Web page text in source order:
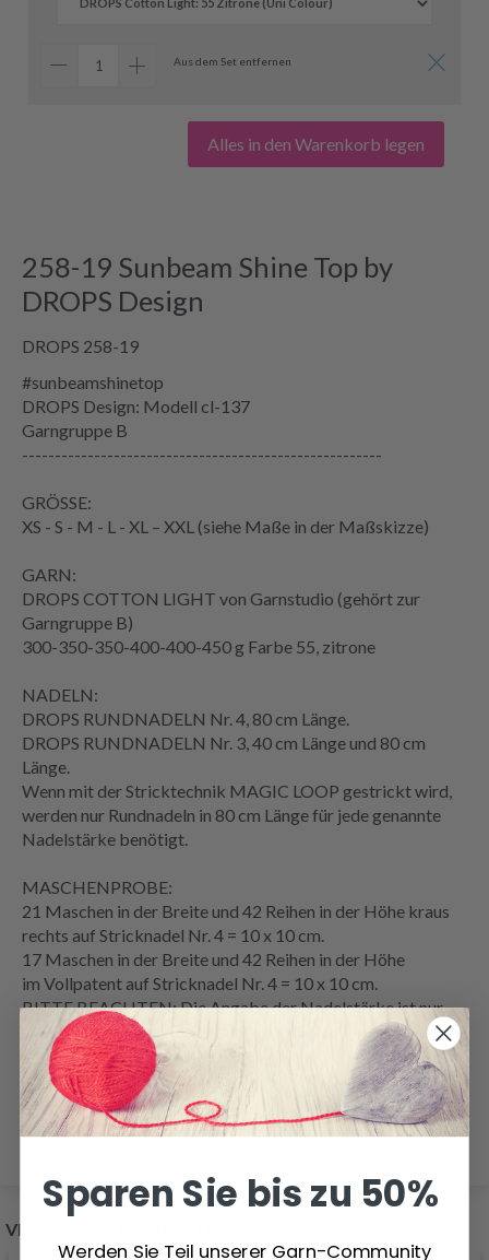
Aus dem Set entfernen
Alles in den Warenkorb legen
258-19 Sunbeam Shine Top by
DROPS Design
DROPS 258-19
#sunbeamshinetop
DROPS Design: Modell cl-137
Garngruppe B
-------------------------------------------------------
GRÖSSE:
XS - S - M - L - XL – XXL (siehe Maße in der Maßskizze)
GARN:
DROPS COTTON LIGHT von Garnstudio (gehört zur
Garngruppe B)
300-350-350-400-400-450 g Farbe 55, zitrone
NADELN:
DROPS RUNDNADELN Nr. 4, 80 cm Länge.
DROPS RUNDNADELN Nr. 3, 40 cm Länge und 80 cm
Länge.
Wenn mit der Stricktechnik MAGIC LOOP gestrickt wird,
werden nur Rundnadeln in 80 cm Länge für jede genannte
Nadelstärke benötigt.
MASCHENPROBE:
21 Maschen in der Breite und 42 Reihen in der Höhe kraus
rechts auf Stricknadel Nr. 4 = 10 x 10 cm.
17 Maschen in der Breite und 42 Reihen in der Höhe
im Vollpatent auf Stricknadel Nr. 4 = 10 x 10 cm.
BITTE BEACHTEN: Die Angabe der Nadelstärke ist nur
eine Orientierungshilfe. Wenn Sie auf 10 cm mehr Maschen
als oben genannt haben, zu einer dickeren Nadelstärke
wechseln. Wenn Sie auf 10 cm weniger Maschen als oben
genannt haben, zu einer dünneren Nadelstärke wechseln.
VERWANDTE PRODUKTE
Sparen Sie bis zu 50%
Werden Sie Teil unserer Garn-Community